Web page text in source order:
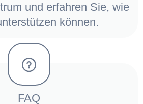
und erfahren Sie, wie
können.
FAQ